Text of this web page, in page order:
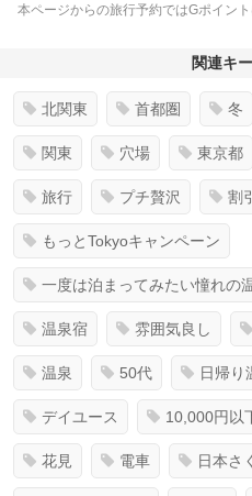
本ページからの旅行予約ではGポイント
関連キ
北関東 首都圏 冬
関東 穴場 東京都
旅行 プチ贅沢 割引
もっとTokyoキャンペーン
一度は泊まってみたい憧れの
温泉宿 雰囲気良し
温泉 50代 日帰り
デイユース 10,000円以
花見 電車 日本さ